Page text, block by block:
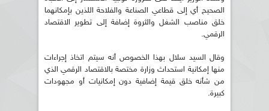
الصحيح أي إلى قطاعي الصناعة والفلاحة اللذين بإمكانهما
خلق مناصب الشغل والثروة إضافة إلى تطوير الاقتصاد
الرقمي.
وقال السيد سلال بهذا الخصوص أنه سيتم اتخاذ إجراءات
منها إمكانية استحداث وزارة مختصة بالاقتصاد الرقمي الذي
من شأنه خلق قيمة إضافية دون إمكانيات أو مجهودات
كبيرة.